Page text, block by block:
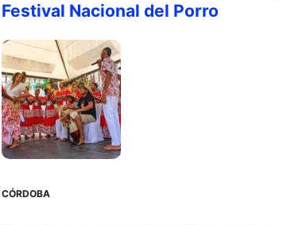
Festival Nacional del Porro
CÓRDOBA